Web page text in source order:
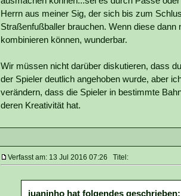
Herrn aus meiner Sig, der sich bis zum
Straßenfußballer brauchen. Wenn diese
kombinieren können, wunderbar.
Wir müssen nicht darüber diskutieren, dass
der Spieler deutlich angehoben wurde, aber
verändern, dass die Spieler in bestimmte
deren Kreativität hat.
Verfasst am: 13 Jul 2016 07:26 Titel:
juaninho hat folgendes geschrieben: